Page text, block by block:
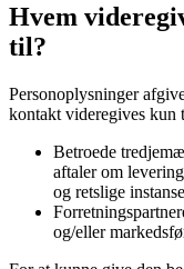
Hvem
til?
Personoplysninger
kontakt videregives kun
Betroede
aftaler om
og retslige
og/eller